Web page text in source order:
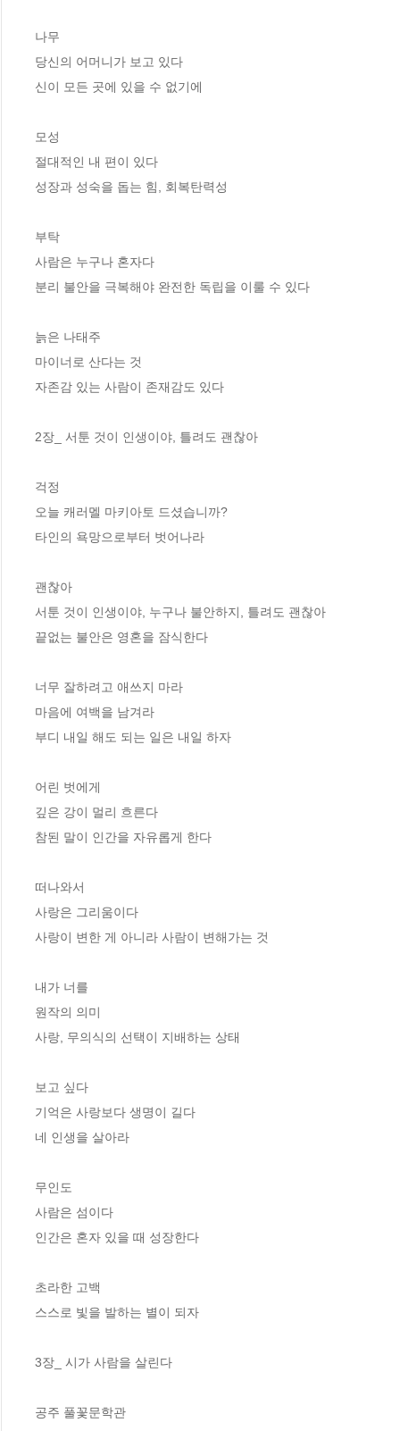
나무
당신의 어머니가 보고 있다
신이 모든 곳에 있을 수 없기에
모성
절대적인 내 편이 있다
성장과 성숙을 돕는 힘, 회복탄력성
부탁
사람은 누구나 혼자다
분리 불안을 극복해야 완전한 독립을 이룰 수 있다
늙은 나태주
마이너로 산다는 것
자존감 있는 사람이 존재감도 있다
2장_ 서툰 것이 인생이야, 틀려도 괜찮아
걱정
오늘 캐러멜 마키아토 드셨습니까?
타인의 욕망으로부터 벗어나라
괜찮아
서툰 것이 인생이야, 누구나 불안하지, 틀려도 괜찮아
끝없는 불안은 영혼을 잠식한다
너무 잘하려고 애쓰지 마라
마음에 여백을 남겨라
부디 내일 해도 되는 일은 내일 하자
어린 벗에게
깊은 강이 멀리 흐른다
참된 말이 인간을 자유롭게 한다
떠나와서
사랑은 그리움이다
사랑이 변한 게 아니라 사람이 변해가는 것
내가 너를
원작의 의미
사랑, 무의식의 선택이 지배하는 상태
보고 싶다
기억은 사랑보다 생명이 길다
네 인생을 살아라
무인도
사람은 섬이다
인간은 혼자 있을 때 성장한다
초라한 고백
스스로 빛을 발하는 별이 되자
3장_ 시가 사람을 살린다
공주 풀꽃문학관